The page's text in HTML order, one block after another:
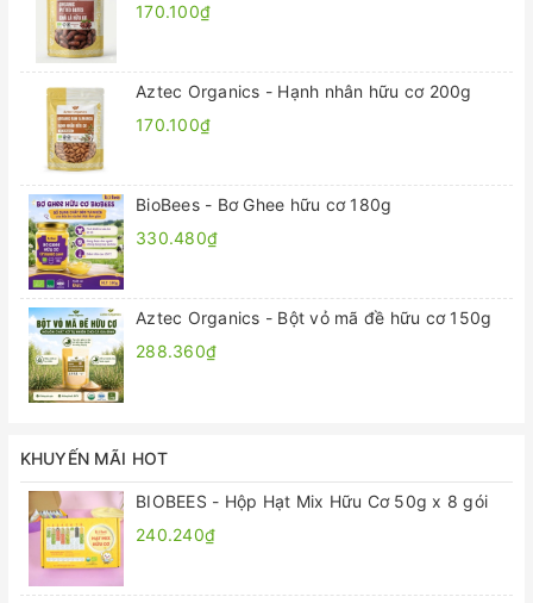
170.100₫
Aztec Organics - Hạnh nhân hữu cơ 200g
170.100₫
BioBees - Bơ Ghee hữu cơ 180g
330.480₫
Aztec Organics - Bột vỏ mã đề hữu cơ 150g
288.360₫
KHUYẾN MÃI HOT
BIOBEES - Hộp Hạt Mix Hữu Cơ 50g x 8 gói
240.240₫